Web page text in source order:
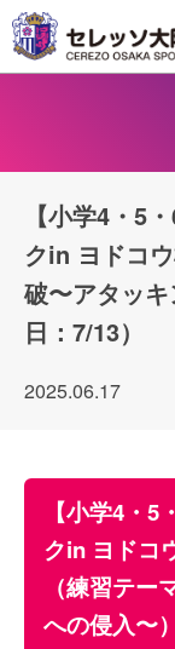
【小学4・5
クin ヨドコ
破〜アタッ
日：7/13）
2025.06.17
【小学4・
クin ヨドコ
（練習テ
への侵入〜）